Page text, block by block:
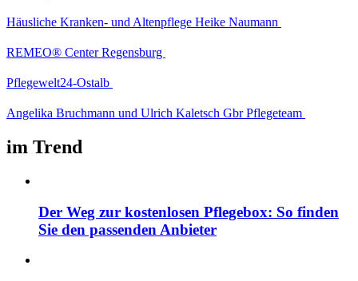
Häusliche Kranken- und Altenpflege Heike Naumann
REMEO® Center Regensburg
Pflegewelt24-Ostalb
Angelika Bruchmann und Ulrich Kaletsch Gbr Pflegeteam
im Trend
Der Weg zur kostenlosen Pflegebox: So finden
Sie den passenden Anbieter